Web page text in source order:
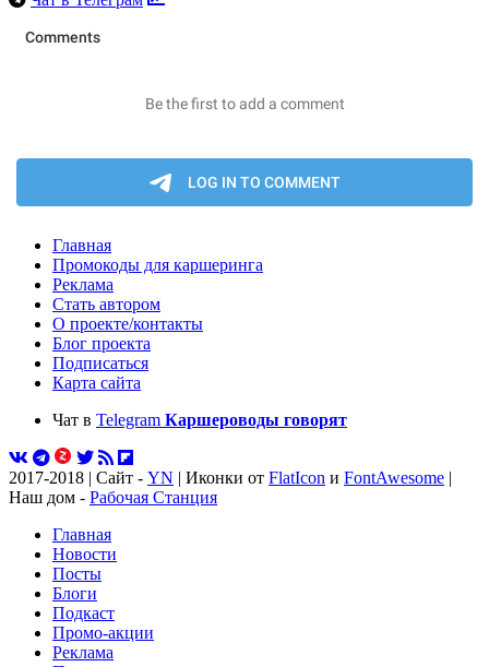
Главная
Промокоды для каршеринга
Реклама
Стать автором
О проекте/контакты
Блог проекта
Подписаться
Карта сайта
Чат в Telegram Каршероводы говорят
2017-2018 | Сайт - YN | Иконки от FlatIcon и FontAwesome |
Наш дом - Рабочая Станция
Главная
Новости
Посты
Блоги
Подкаст
Промо-акции
Реклама